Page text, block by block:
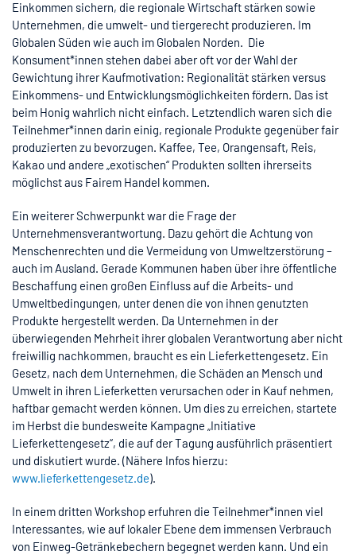
Einkommen sichern, die regionale Wirtschaft stärken sowie
Unternehmen, die umwelt- und tiergerecht produzieren. Im
Globalen Süden wie auch im Globalen Norden. Die
Konsument*innen stehen dabei aber oft vor der Wahl der
Gewichtung ihrer Kaufmotivation: Regionalität stärken versus
Einkommens- und Entwicklungsmöglichkeiten fördern. Das ist
beim Honig wahrlich nicht einfach. Letztendlich waren sich die
Teilnehmer*innen darin einig, regionale Produkte gegenüber fair
produzierten zu bevorzugen. Kaffee, Tee, Orangensaft, Reis,
Kakao und andere „exotischen“ Produkten sollten ihrerseits
möglichst aus Fairem Handel kommen.
Ein weiterer Schwerpunkt war die Frage der
Unternehmensverantwortung. Dazu gehört die Achtung von
Menschenrechten und die Vermeidung von Umweltzerstörung –
auch im Ausland. Gerade Kommunen haben über ihre öffentliche
Beschaffung einen großen Einfluss auf die Arbeits- und
Umweltbedingungen, unter denen die von ihnen genutzten
Produkte hergestellt werden. Da Unternehmen in der
überwiegenden Mehrheit ihrer globalen Verantwortung aber nicht
freiwillig nachkommen, braucht es ein Lieferkettengesetz. Ein
Gesetz, nach dem Unternehmen, die Schäden an Mensch und
Umwelt in ihren Lieferketten verursachen oder in Kauf nehmen,
haftbar gemacht werden können. Um dies zu erreichen, startete
im Herbst die bundesweite Kampagne „Initiative
Lieferkettengesetz“, die auf der Tagung ausführlich präsentiert
und diskutiert wurde. (Nähere Infos hierzu:
www.lieferkettengesetz.de).
In einem dritten Workshop erfuhren die Teilnehmer*innen viel
Interessantes, wie auf lokaler Ebene dem immensen Verbrauch
von Einweg-Getränkebechern begegnet werden kann. Und ein